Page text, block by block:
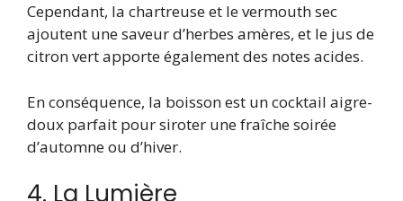
Cependant, la chartreuse et le vermouth sec
ajoutent une saveur d’herbes amères, et le jus de
citron vert apporte également des notes acides.
En conséquence, la boisson est un cocktail aigre-
doux parfait pour siroter une fraîche soirée
d’automne ou d’hiver.
4. La Lumière